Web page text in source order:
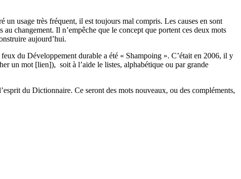
un usage très fréquent, il est toujours mal compris. Les causes en sont
changement. Il n’empêche que le concept que portent ces deux mots
aujourd’hui.
du Développement durable a été « Shampoing ». C’était en 2006, il y
un mot [lien]), soit à l’aide le listes, alphabétique ou par grande
du Dictionnaire. Ce seront des mots nouveaux, ou des compléments,